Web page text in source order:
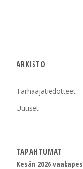
ARKISTO
Tarhaajatiedotteet
Uutiset
TAPAHTUMAT
Kesän 2026